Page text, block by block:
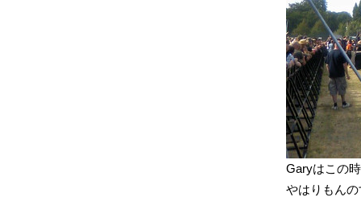
Garyはこの
やはりもん